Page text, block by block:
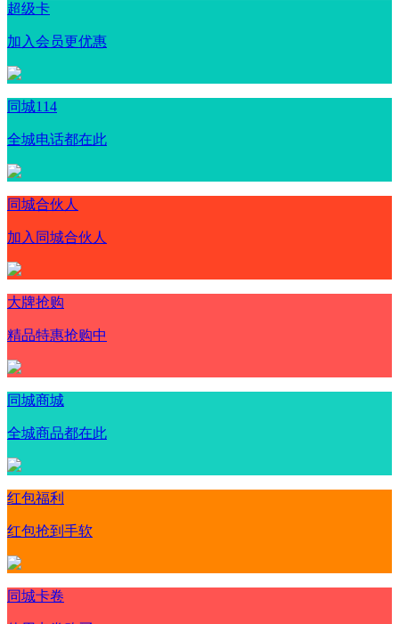
超级卡
加入会员更优惠
同城114
全城电话都在此
同城合伙人
加入同城合伙人
大牌抢购
精品特惠抢购中
同城商城
全城商品都在此
红包福利
红包抢到手软
同城卡卷